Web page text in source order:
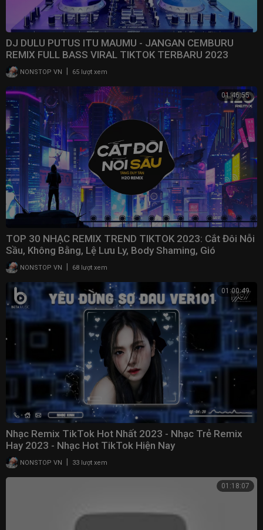
DJ DULU PUTUS ITU MAUMU - JANGAN CEMBURU
REMIX FULL BASS VIRAL TIKTOK TERBARU 2023
NONSTOP VN 65 lượt xem
01:46:55
TOP 30 NHẠC REMIX TREND TIKTOK 2023: Cắt Đôi Nỗi
Sầu, Không Bằng, Lệ Lưu Ly, Body Shaming, Gió
NONSTOP VN | 68 lượt xem
01:00:49
Nhạc Remix TikTok Hot Nhất 2023 - Nhạc Trẻ Remix
Hay 2023 - Nhạc Hot TikTok Hiện Nay
NONSTOP VN 33 lượt xem
01:18:07